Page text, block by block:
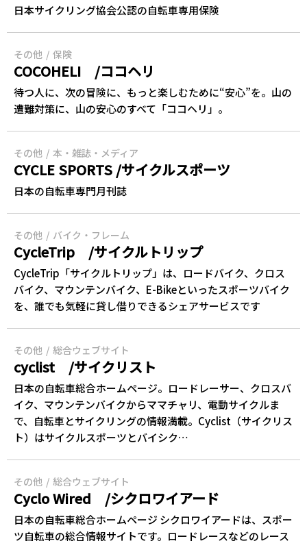
日本サイクリング協会公認の自転車専用保険
その他 保険
COCOHELI /ココヘリ
待つ人に、次の冒険に、もっと楽しむために“安心”を。山の
遭難対策に、山の安心のすべて「ココヘリ」。
その他 本・雑誌・メディア
CYCLE SPORTS /サイクルスポーツ
日本の自転車専門月刊誌
その他 バイク・フレーム
CycleTrip /サイクルトリップ
CycleTrip「サイクルトリップ」は、ロードバイク、クロス
バイク、マウンテンバイク、E-Bikeといったスポーツバイク
を、誰でも気軽に貸し借りできるシェアサービスです
その他 総合ウェブサイト
cyclist /サイクリスト
日本の自転車総合ホームページ。ロードレーサー、クロスバ
イク、マウンテンバイクからママチャリ、電動サイクルま
で、自転車とサイクリングの情報満載。Cyclist（サイクリス
ト）はサイクルスポーツとバイシク…
その他 総合ウェブサイト
Cyclo Wired /シクロワイアード
日本の自転車総合ホームページ シクロワイアードは、スポー
ツ自転車の総合情報サイトです。ロードレースなどのレース